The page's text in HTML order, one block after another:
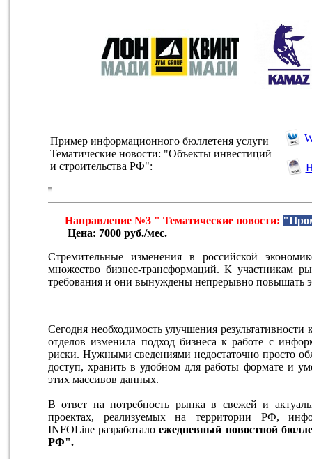
Пример информационного бюллетеня услуги
Тематические новости: "Объекты инвестиций
и строительства РФ":
Направление №3 " Тематические новости:
Цена: 7000 руб./мес.
Стремительные изменения в российской
множество бизнес-трансформаций. К участникам
требования и они вынуждены непрерывно повышать
Сегодня необходимость улучшения
отделов изменила подход бизнеса к работе с
риски. Нужными сведениями недостаточно просто
доступ, хранить в удобном для работы формате и
этих массивов данных.
В ответ на потребность рынка в свежей и
проектах, реализуемых на территории РФ,
INFOLine разработалоежедневный новостной
РФ".